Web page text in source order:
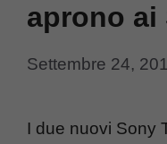
aprono ai
Settembre 24,
I due nuovi Sony